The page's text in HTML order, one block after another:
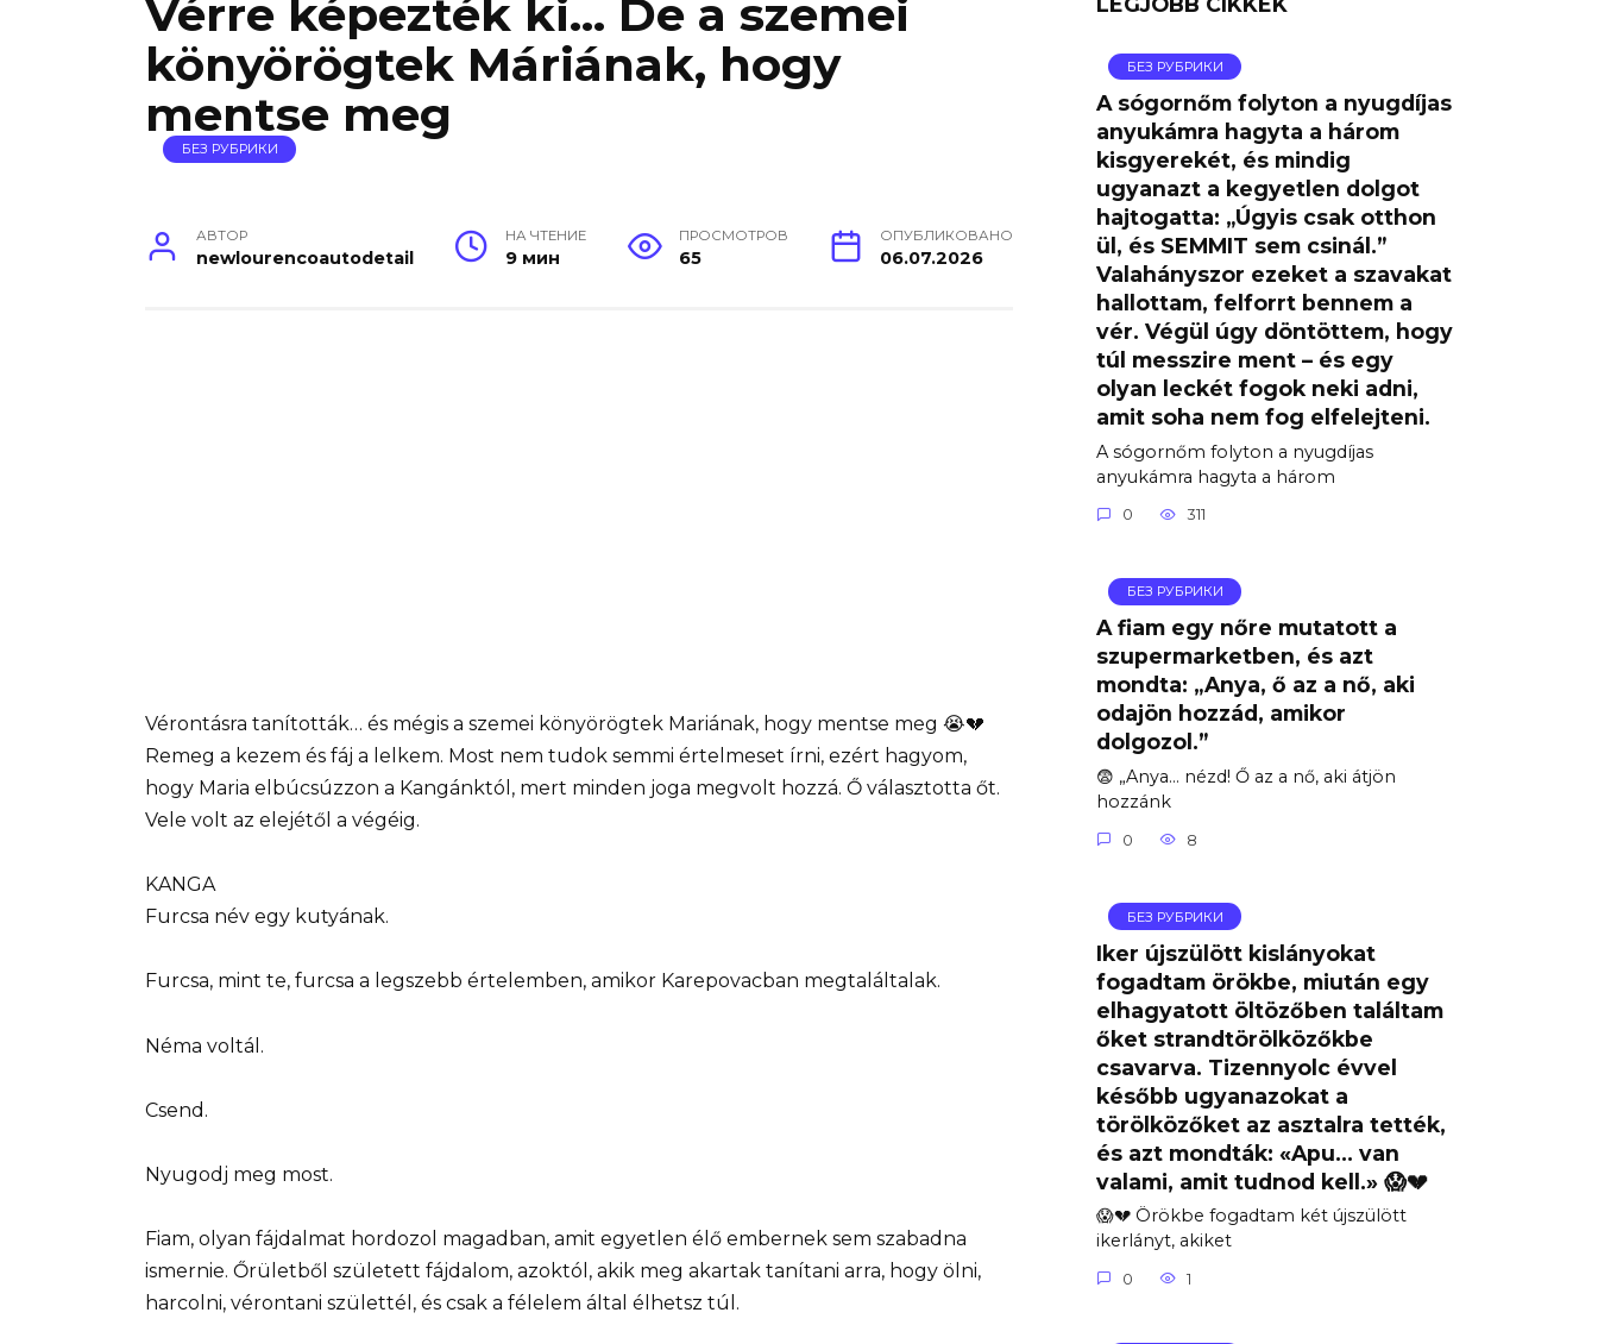
Vérre képezték ki… De a szemei ​​
könyörögtek Máriának, hogy
mentse meg
БЕЗ РУБРИКИ
АВТОР
newlourencoautodetail
НА ЧТЕНИЕ
9 мин
ПРОСМОТРОВ
65
ОПУБЛИКОВАНО
06.07.2026
Vérontásra tanították… és mégis a szemei ​​könyörögtek Mariának, hogy mentse meg 😭💔
Remeg a kezem és fáj a lelkem. Most nem tudok semmi értelmeset írni, ezért hagyom,
hogy Maria elbúcsúzzon a Kangánktól, mert minden joga megvolt hozzá. Ő választotta őt.
Vele volt az elejétől a végéig.
KANGA
Furcsa név egy kutyának.
Furcsa, mint te, furcsa a legszebb értelemben, amikor Karepovacban megtaláltalak.
Néma voltál.
Csend.
Nyugodj meg most.
Fiam, olyan fájdalmat hordozol magadban, amit egyetlen élő embernek sem szabadna
ismernie. Őrületből született fájdalom, azoktól, akik meg akartak tanítani arra, hogy ölni,
harcolni, vérontani születtél, és csak a félelem által élhetsz túl.
БЕЗ РУБРИКИ
A sógornőm folyton a nyugdíjas
anyukámra hagyta a három
kisgyerekét, és mindig
ugyanazt a kegyetlen dolgot
hajtogatta: „Úgyis csak otthon
ül, és SEMMIT sem csinál.”
Valahányszor ezeket a szavakat
hallottam, felforrt bennem a
vér. Végül úgy döntöttem, hogy
túl messzire ment – ​​és egy
olyan leckét fogok neki adni,
amit soha nem fog elfelejteni.
A sógornőm folyton a nyugdíjas
anyukámra hagyta a három
0 311
БЕЗ РУБРИКИ
A fiam egy nőre mutatott a
szupermarketben, és azt
mondta: „Anya, ő az a nő, aki
odajön hozzád, amikor
dolgozol.”
😨 „Anya… nézd! Ő az a nő, aki átjön
hozzánk
0 8
БЕЗ РУБРИКИ
Iker újszülött kislányokat
fogadtam örökbe, miután egy
elhagyatott öltözőben találtam
őket strandtörölközőkbe
csavarva. Tizennyolc évvel
később ugyanazokat a
törölközőket az asztalra tették,
és azt mondták: «Apu… van
valami, amit tudnod kell.» 😱💔
😱💔 Örökbe fogadtam két újszülött
ikerlányt, akiket
0 1